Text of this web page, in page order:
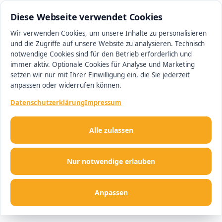
Diese Webseite verwendet Cookies
Wir verwenden Cookies, um unsere Inhalte zu personalisieren
und die Zugriffe auf unsere Website zu analysieren. Technisch
notwendige Cookies sind für den Betrieb erforderlich und
immer aktiv. Optionale Cookies für Analyse und Marketing
setzen wir nur mit Ihrer Einwilligung ein, die Sie jederzeit
anpassen oder widerrufen können.
DatenschutzerklärungImpressum
Nur notwendige erlauben
Anpassen
Alle zulassen